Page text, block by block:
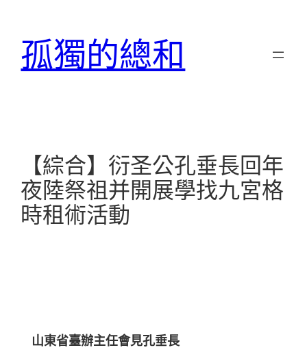
孤獨的總和
【綜合】衍圣公孔垂長回年
夜陸祭祖并開展學找九宮格
時租術活動
山東省臺辦主任會見孔垂長